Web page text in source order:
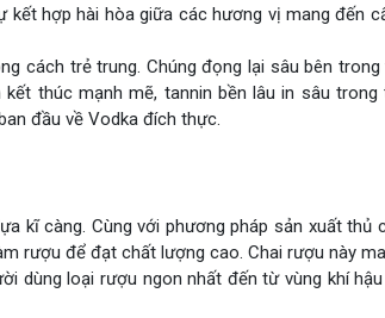
kết hợp hài hòa giữa các hương vị mang đến
cách trẻ trung. Chúng đọng lại sâu bên
thúc mạnh mẽ, tannin bền lâu in sâu
đầu về Vodka đích thực.
kĩ càng. Cùng với phương pháp sản xuất thủ
rượu để đạt chất lượng cao. Chai rượu này
dùng loại rượu ngon nhất đến từ vùng khí